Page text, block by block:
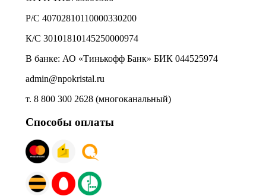
Р/С 40702810110000330200
К/С 30101810145250000974
В банке: АО «Тинькофф Банк» БИК 044525974
admin@npokristal.ru
т. 8 800 300 2628 (многоканальный)
Способы оплаты